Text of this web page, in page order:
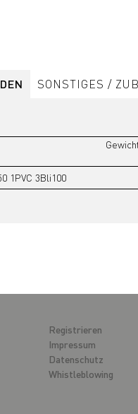
SONSTIGES /
1PVC 3Bli100
Registrieren
Impressum
Datenschutz
Whistleblowing